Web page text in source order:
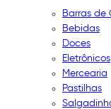
Barras de
Bebidas
Doces
Eletrônicos
Mercearia
Pastilhas